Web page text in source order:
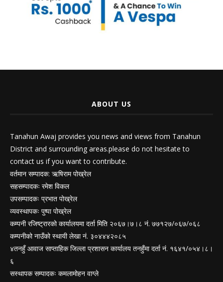
ABOUT US
Tanahun Awaj provides you news and views from Tanahun
District and surrounding areas.please do not hesitate to
contact us if you want to contribute.
वर्तमान सम्पादक: ऋषिराम पोख्रेल
सहसम्पादकः रमेश विकल
उपसम्पादकः प्रभात पोख्रेल
व्यवस्थापकः पुष्पा पोख्रेल
कम्पनी रजिष्ट्रारको कार्यालयमा दर्ता मिति २०६७।७।८ नं. ७७१२७/०६७/०६८
कम्पनीको नाउँको स्थायी लेखा नं. ३०४४४२०८५
४तनहुँ आवाज साप्ताहिक जिल्ला प्रशासन कार्यालय तनहुँमा दर्ता नं. १६४१/०५४।८।
६
सस्थापक सम्पादकः कमलामोहन वाग्ले